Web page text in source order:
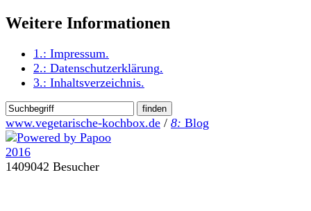
Weitere Informationen
1.: Impressum.
2.: Datenschutzerklärung.
3.: Inhaltsverzeichnis.
www.vegetarische-kochbox.de / 8: Blog
1409042 Besucher